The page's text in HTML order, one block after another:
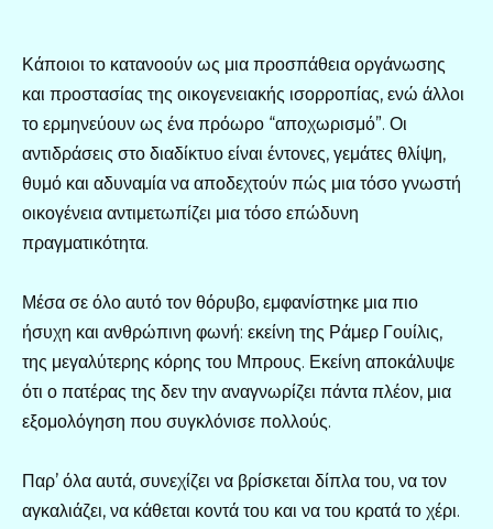
Κάποιοι το κατανοούν ως μια προσπάθεια οργάνωσης
και προστασίας της οικογενειακής ισορροπίας, ενώ άλλοι
το ερμηνεύουν ως ένα πρόωρο “αποχωρισμό”. Οι
αντιδράσεις στο διαδίκτυο είναι έντονες, γεμάτες θλίψη,
θυμό και αδυναμία να αποδεχτούν πώς μια τόσο γνωστή
οικογένεια αντιμετωπίζει μια τόσο επώδυνη
πραγματικότητα.
Μέσα σε όλο αυτό τον θόρυβο, εμφανίστηκε μια πιο
ήσυχη και ανθρώπινη φωνή: εκείνη της Ράμερ Γουίλις,
της μεγαλύτερης κόρης του Μπρους. Εκείνη αποκάλυψε
ότι ο πατέρας της δεν την αναγνωρίζει πάντα πλέον, μια
εξομολόγηση που συγκλόνισε πολλούς.
Παρ’ όλα αυτά, συνεχίζει να βρίσκεται δίπλα του, να τον
αγκαλιάζει, να κάθεται κοντά του και να του κρατά το χέρι.